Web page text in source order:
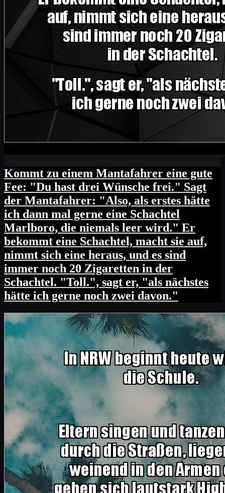
Kommt zu einem Mantafahrer eine gute
Fee: "Du hast drei Wünsche frei." Sagt
der Mantafahrer: "Also, als erstes hätte
ich dann mal gerne eine Schachtel
Marlboro, die niemals leer wird." Er
bekommt eine Schachtel, macht sie auf,
nimmt sich eine heraus, und es sind
immer noch 20 Zigaretten in der
Schachtel. "Toll.", sagt er, "als nächstes
hätte ich gerne noch zwei davon."